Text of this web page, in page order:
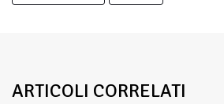
ARTICOLI CORRELATI